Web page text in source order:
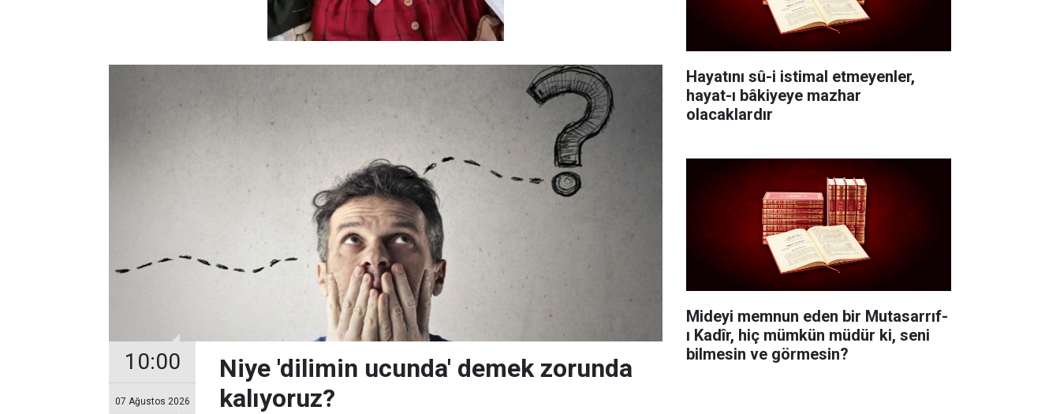
10:00
07 Ağustos 2026
Niye 'dilimin ucunda' demek zorunda
kalıyoruz?
Hayatını sû-i istimal etmeyenler,
hayat-ı bâkiyeye mazhar
olacaklardır
Mideyi memnun eden bir Mutasarrıf-
ı Kadîr, hiç mümkün müdür ki, seni
bilmesin ve görmesin?